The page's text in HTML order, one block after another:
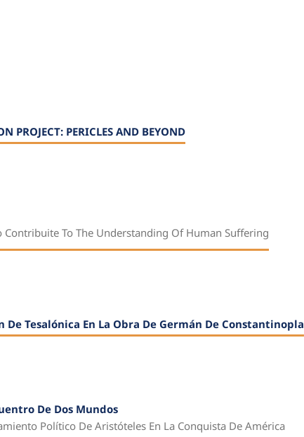
PROJECT: PERICLES AND BEYOND
To The Understanding Of Human Suffering
De Tesalónica En La Obra De Germán De Constantinopla
De Dos Mundos
Político De Aristóteles En La Conquista De América